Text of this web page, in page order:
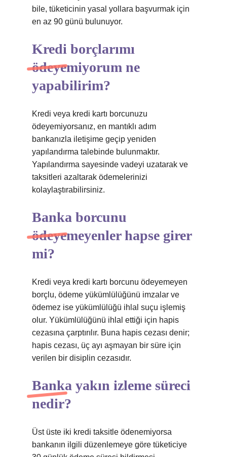
bile, tüketicinin yasal yollara başvurmak için
en az 90 günü bulunuyor.
Kredi borçlarımı
ödeyemiyorum ne
yapabilirim?
Kredi veya kredi kartı borcunuzu
ödeyemiyorsanız, en mantıklı adım
bankanızla iletişime geçip yeniden
yapılandırma talebinde bulunmaktır.
Yapılandırma sayesinde vadeyi uzatarak ve
taksitleri azaltarak ödemelerinizi
kolaylaştırabilirsiniz.
Banka borcunu
ödeyemeyenler hapse girer
mi?
Kredi veya kredi kartı borcunu ödeyemeyen
borçlu, ödeme yükümlülüğünü imzalar ve
ödemez ise yükümlülüğü ihlal suçu işlemiş
olur. Yükümlülüğünü ihlal ettiği için hapis
cezasına çarptırılır. Buna hapis cezası denir;
hapis cezası, üç ayı aşmayan bir süre için
verilen bir disiplin cezasıdır.
Banka yakın izleme süreci
nedir?
Üst üste iki kredi taksitle ödenemiyorsa
bankanın ilgili düzenlemeye göre tüketiciye